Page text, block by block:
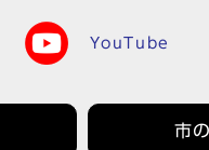
YouTube
市